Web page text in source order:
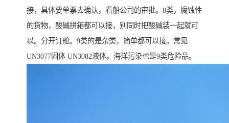
接，具体要单票去确认，看船公司的审批。8类，腐蚀性
的货物，酸碱拼箱都可以接，别同时把酸碱装一起就可
以。分开订舱。9类的是杂类，简单都可以接。常见
UN3077固体 UN3082液体。海洋污染也是9类危险品。